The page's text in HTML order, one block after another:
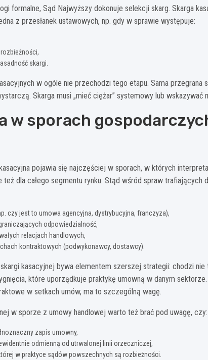
formalne, Sąd Najwyższy dokonuje selekcji skarg. Skarga
z przesłanek ustawowych, np. gdy w sprawie występuje:
skargi.
w ogóle nie przechodzi tego etapu. Sama przegrana
Skarga musi „mieć ciężar” systemowy lub wskazywać
w sporach
pojawia się najczęściej w sporach, w których
też dla całego segmentu rynku. Stąd wśród spraw trafiających
czy jest to umowa agencyjna, dystrybucyjna, franczyza),
odpowiedzialność,
relacjach handlowych,
kontraktowych (podwykonawcy, dostawcy).
kasacyjnej bywa elementem szerszej strategii: chodzi nie
które uporządkuje praktykę umowną w danym
w setkach umów, ma to szczególną wagę.
w sporze z umowy handlowej warto też brać pod uwagę, czy:
zapis umowny,
odmienną od utrwalonej linii orzeczniczej,
w praktyce sądów powszechnych są rozbieżności.